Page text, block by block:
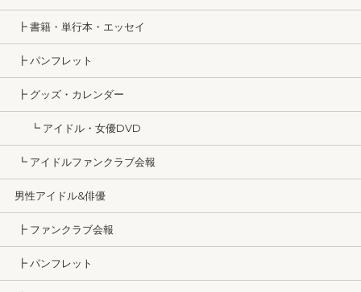
┣ 書籍・単行本・エッセイ
┣ パンフレット
┣ グッズ・カレンダー
┗ アイドル・女優DVD
┗ アイドルファンクラブ会報
男性アイドル&俳優
┣ ファンクラブ会報
┣ パンフレット